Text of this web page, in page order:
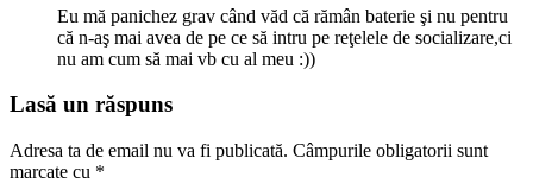
Eu mă panichez grav când văd că rămân baterie şi nu pentru
că n-aş mai avea de pe ce să intru pe reţelele de socializare,ci
nu am cum să mai vb cu al meu :))
Lasă un răspuns
Adresa ta de email nu va fi publicată. Câmpurile obligatorii sunt
marcate cu *